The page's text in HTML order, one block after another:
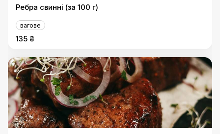
Ребра свинні (за 100 г)
вагове
135 ₴